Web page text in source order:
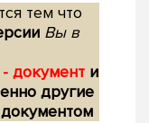
тем что
Вы в
документ и
другие